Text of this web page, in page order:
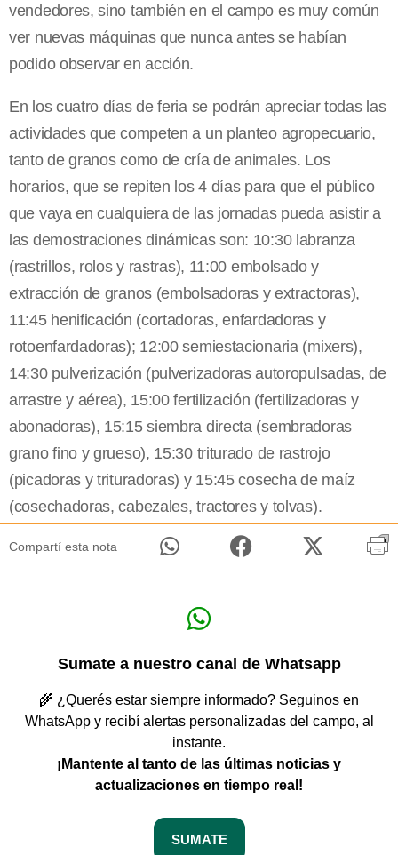
vendedores, sino también en el campo es muy común
ver nuevas máquinas que nunca antes se habían
podido observar en acción.
En los cuatro días de feria se podrán apreciar todas las
actividades que competen a un planteo agropecuario,
tanto de granos como de cría de animales. Los
horarios, que se repiten los 4 días para que el público
que vaya en cualquiera de las jornadas pueda asistir a
las demostraciones dinámicas son: 10:30 labranza
(rastrillos, rolos y rastras), 11:00 embolsado y
extracción de granos (embolsadoras y extractoras),
11:45 henificación (cortadoras, enfardadoras y
rotoenfardadoras); 12:00 semiestacionaria (mixers),
14:30 pulverización (pulverizadoras autoropulsadas, de
arrastre y aérea), 15:00 fertilización (fertilizadoras y
abonadoras), 15:15 siembra directa (sembradoras
grano fino y grueso), 15:30 triturado de rastrojo
(picadoras y trituradoras) y 15:45 cosecha de maíz
(cosechadoras, cabezales, tractores y tolvas).
Compartí esta nota
Sumate a nuestro canal de Whatsapp
🌾 ¿Querés estar siempre informado? Seguinos en
WhatsApp y recibí alertas personalizadas del campo, al
instante.
¡Mantente al tanto de las últimas noticias y
actualizaciones en tiempo real!
SUMATE